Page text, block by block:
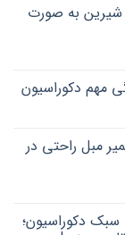
شیرین به صورت
چیست؟ با 9 ویژگی مهم دکوراسیون
مبل راحتی در
دکوراسیون؛